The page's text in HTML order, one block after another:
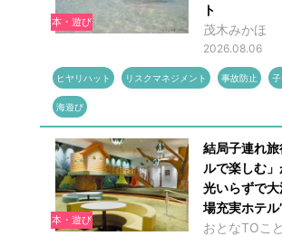
本・遊び
ト
茂木みかほ
2026.08.06
ヒヤリハット リスクマネジメント 事故防止
海遊び
本・遊び
結局子連れ
ルで楽しむ
光いらずで
場充実ホテル
おとなTOこ